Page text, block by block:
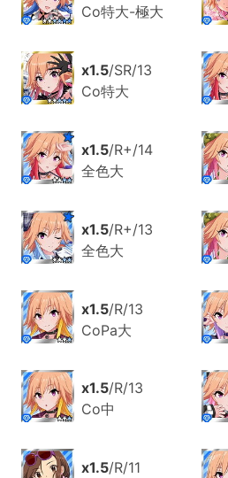
Co特大-極大
x1.5/SR/13
Co特大
x1.5/R+/14
全色大
x1.5/R+/13
全色大
x1.5/R/13
CoPa大
x1.5/R/13
Co中
x1.5/R/11